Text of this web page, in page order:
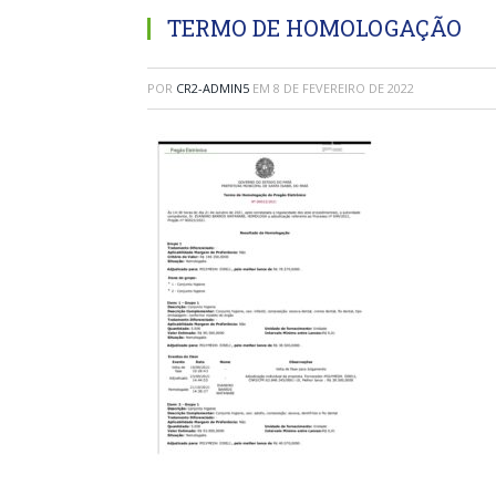
TERMO DE HOMOLOGAÇÃO
POR CR2-ADMIN5 EM 8 DE FEVEREIRO DE 2022